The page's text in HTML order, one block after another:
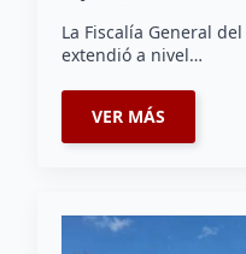
La Fiscalía General
extendió a nivel…
VER MÁS